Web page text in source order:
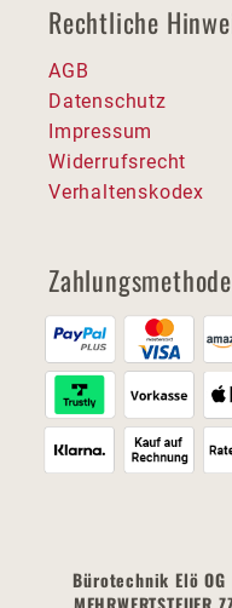
Rechtliche
AGB
Datenschutz
Impressum
Widerrufsrecht
Verhaltenskodex
Bürotechnik Elö OG |